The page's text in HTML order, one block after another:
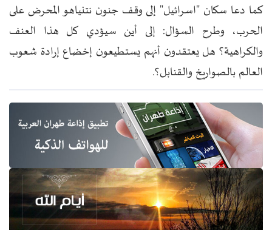
كما دعا سكان "اسرائيل" إلى وقف جنون نتنياهو المحرض على
الحرب، وطرح السؤال: إلى أين سيؤدي كل هذا العنف
والكراهية؟ هل يعتقدون أنهم يستطيعون إخضاع إرادة شعوب
العالم بالصواريخ والقنابل؟.